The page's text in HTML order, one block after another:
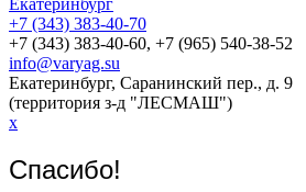
Екатеринбург
+7 (343) 383-40-70
+7 (343) 383-40-60, +7 (965) 540-38-52
info@varyag.su
Екатеринбург, Саранинский пер., д. 9
(территория з-д "ЛЕСМАШ")
x
Спасибо!